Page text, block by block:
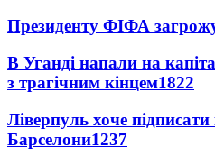
Президенту ФІФА
В Уганді напали на
з трагічним кінцем1822
Ліверпуль хоче підписати
Барселони1237